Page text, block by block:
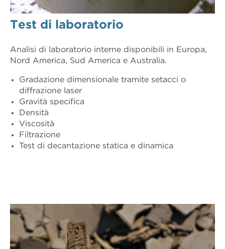
Test di laboratorio
Analisi di laboratorio interne disponibili in Europa,
Nord America, Sud America e Australia.
Gradazione dimensionale tramite setacci o
diffrazione laser
Gravità specifica
Densità
Viscosità
Filtrazione
Test di decantazione statica e dinamica